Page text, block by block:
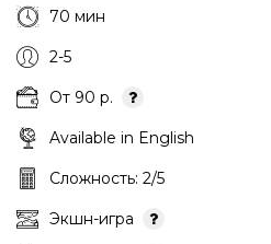
70 мин
2-5
От 90 р.
Available in English
Сложность: 2/5
Экшн-игра